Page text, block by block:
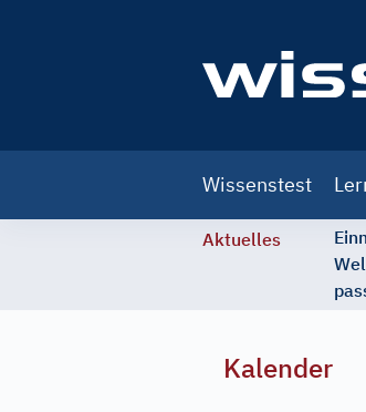
navigation
Wissenstest
Aktuelles
Kalender